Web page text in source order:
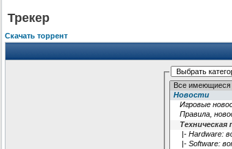
Трекер
Скачать торрент